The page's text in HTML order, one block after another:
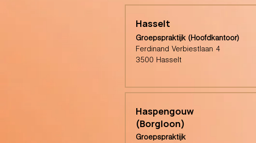
Hasselt
Groepspraktijk (Hoofdkantoor)
Ferdinand Verbiestlaan 4
3500 Hasselt
Haspengouw
(Borgloon)
Groepspraktijk